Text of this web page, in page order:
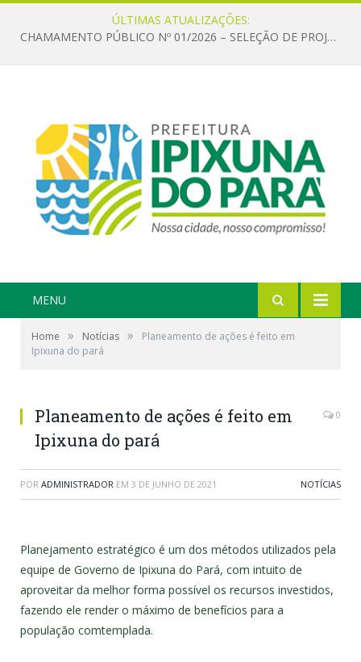
ÚLTIMAS ATUALIZAÇÕES:
CHAMAMENTO PÚBLICO Nº 01/2026 – SELEÇÃO DE PROJETOS PARA FIRMAR TERMO DE EXECUÇÃO CULTURAL COM RECURSOS DA POLÍTICA NACIONAL ALDIR BLANC DE FOMENTO À CULTURA – PNAB (LEI Nº 14.399/2022)
MENU
Home » Notícias »
Planeamento de ações é feito em
Ipixuna do pará
Planeamento de ações é feito em
Ipixuna do pará
0
POR ADMINISTRADOR EM 3 DE JUNHO DE 2021 NOTÍCIAS
Planejamento estratégico é um dos métodos utilizados pela
equipe de Governo de Ipixuna do Pará, com intuito de
aproveitar da melhor forma possível os recursos investidos,
fazendo ele render o máximo de benefícios para a
população comtemplada.